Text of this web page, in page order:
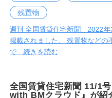
残置物
週刊 全国賃貸住宅新聞 2022
掲載されました。 残置物などの
で…続きを読む
全国賃貸住宅新聞 11/1
with BMクラウド』が紹